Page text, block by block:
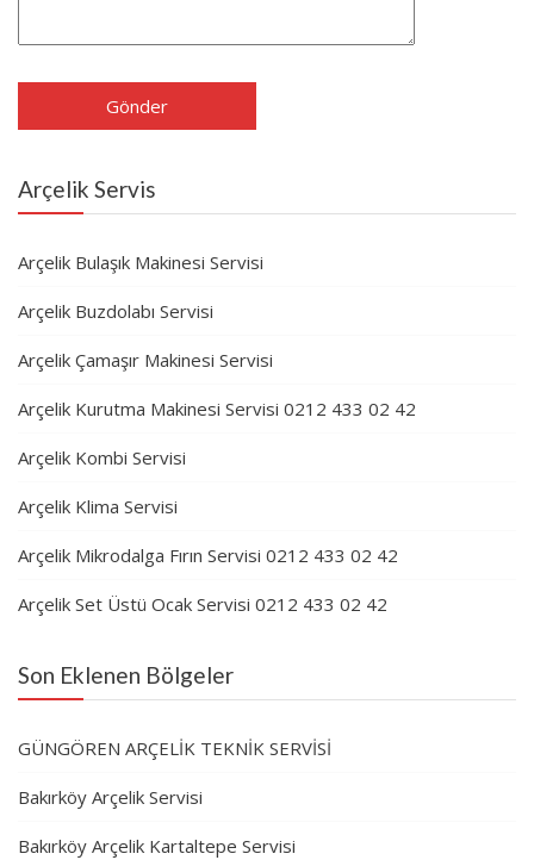
Arçelik Servis
Arçelik Bulaşık Makinesi Servisi
Arçelik Buzdolabı Servisi
Arçelik Çamaşır Makinesi Servisi
Arçelik Kurutma Makinesi Servisi 0212 433 02 42
Arçelik Kombi Servisi
Arçelik Klima Servisi
Arçelik Mikrodalga Fırın Servisi 0212 433 02 42
Arçelik Set Üstü Ocak Servisi 0212 433 02 42
Son Eklenen Bölgeler
GÜNGÖREN ARÇELİK TEKNİK SERVİSİ
Bakırköy Arçelik Servisi
Bakırköy Arçelik Kartaltepe Servisi